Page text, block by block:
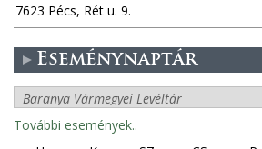
7623 Pécs, Rét u. 9.
Eseménynaptár
További események..